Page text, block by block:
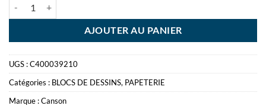
AJOUTER AU PANIER
UGS :C400039210
Catégories : BLOCS DE DESSINS, PAPETERIE
Marque :Canson